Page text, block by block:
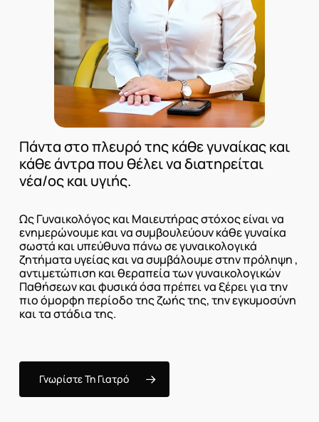
Πάνταστοπλευρότηςκάθεγυναίκαςκαι
κάθεάντραπουθέλειναδιατηρείται
νέα/οςκαιυγιής.
ΩςΓυναικολόγοςκαιΜαιευτήραςστόχοςείναινα
ενημερώνουμεκαινασυμβουλεύουνκάθεγυναίκα
σωστά καιυπεύθυναπάνωσεγυναικολογικά
ζητήματα υγείαςκαινασυμβάλουμεστηνπρόληψη ,
αντιμετώπιση καιθεραπείατωνγυναικολογικών
Παθήσεωνκαιφυσικάόσαπρέπειναξέρειγιατην
πιοόμορφηπερίοδοτηςζωήςτης,τηνεγκυμοσύνη
καιταστάδιατης.
Γνωρίστε Τη Γιατρό